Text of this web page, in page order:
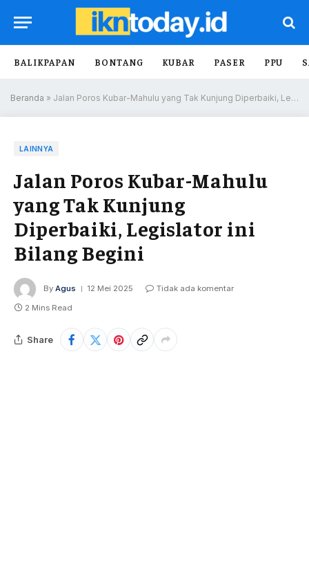
BALIKPAPAN BONTANG KUBAR PASER PPU
Beranda » Jalan Poros Kubar-Mahulu yang Tak Kunjung Diperbaiki, Legislator ini Bilang Begini
LAINNYA
Jalan Poros Kubar-Mahulu
yang Tak Kunjung
Diperbaiki, Legislator ini
Bilang Begini
By Agus 12 Mei 2025
Tidak ada komentar
2 Mins Read
Share